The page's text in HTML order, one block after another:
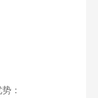
：